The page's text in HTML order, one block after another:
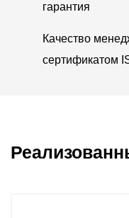
гарантия
Качество
сертификатом